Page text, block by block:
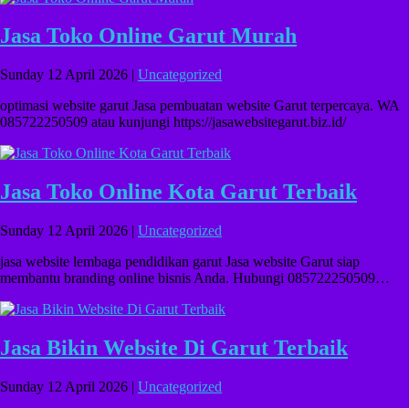
Jasa Toko Online Garut Murah
Sunday 12 April 2026 | Uncategorized
optimasi website garut Jasa pembuatan website Garut terpercaya. WA
085722250509 atau kunjungi https://jasawebsitegarut.biz.id/
Jasa Toko Online Kota Garut Terbaik
Sunday 12 April 2026 | Uncategorized
jasa website lembaga pendidikan garut Jasa website Garut siap
membantu branding online bisnis Anda. Hubungi 085722250509…
Jasa Bikin Website Di Garut Terbaik
Sunday 12 April 2026 | Uncategorized